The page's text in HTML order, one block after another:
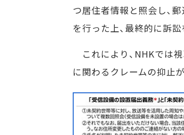
つ居住者情報と照会し、
を行った上、最終的に訴
これにより、NHKでは
に関わるクレームの抑止